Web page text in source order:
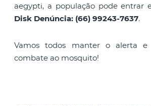
aegypti, a população pode entrar
Disk Denúncia: (66) 99243-7637.
Vamos todos manter o alerta
combate ao mosquito!